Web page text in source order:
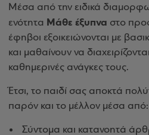
Μέσα από την ειδικά
ενότητα Μάθε έξυπνα στο
έφηβοι εξοικειώνονται με
και μαθαίνουν να
καθημερινές ανάγκες τους.
Έτσι, το παιδί σας αποκτά
παρόν και το μέλλον μέσα από:
Σύντομα και κατανοητά